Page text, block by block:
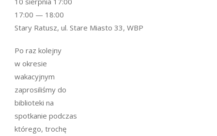
Po raz kolejny
w okresie
wakacyjnym
zaprosiliśmy do
biblioteki na
spotkanie podczas
którego, trochę
17:00 — 18:00
Stary Ratusz, ul. Stare Miasto 33, WBP